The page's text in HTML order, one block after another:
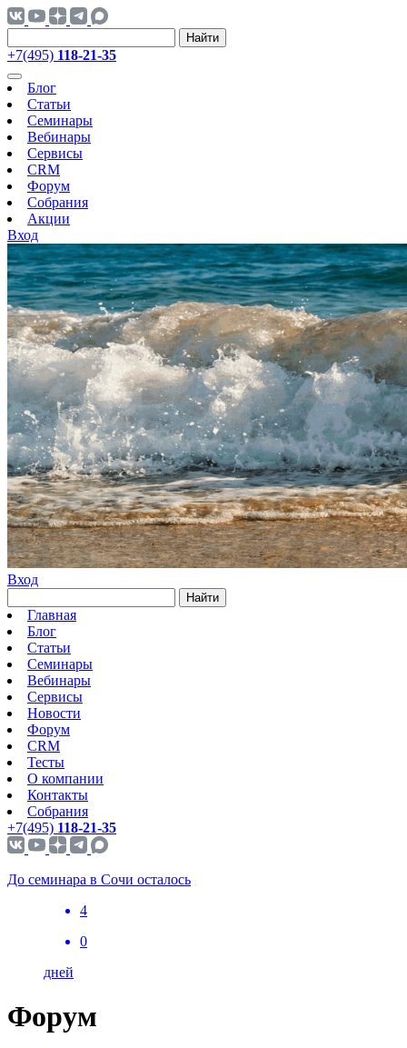
Найти
+7(495) 118-21-35
Блог
Статьи
Семинары
Вебинары
Сервисы
CRM
Форум
Собрания
Акции
Вход
Вход
Найти
Главная
Блог
Статьи
Семинары
Вебинары
Сервисы
Новости
Форум
CRM
Тесты
О компании
Контакты
Собрания
+7(495) 118-21-35
До семинара в Сочи осталось
4
0
дней
Форум